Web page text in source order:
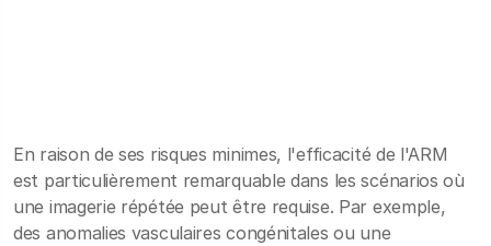
En raison de ses risques minimes, l'efficacité de l'ARM
est particulièrement remarquable dans les scénarios où
une imagerie répétée peut être requise. Par exemple,
des anomalies vasculaires congénitales ou une